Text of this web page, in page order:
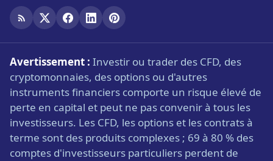
Avertissement : Investir ou trader des CFD, des
cryptomonnaies, des options ou d'autres
instruments financiers comporte un risque élevé de
perte en capital et peut ne pas convenir à tous les
investisseurs. Les CFD, les options et les contrats à
terme sont des produits complexes ; 69 à 80 % des
comptes d'investisseurs particuliers perdent de